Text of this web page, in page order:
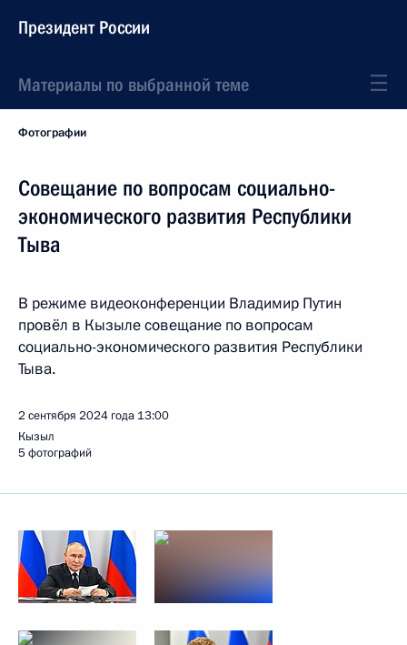
Президент России
Материалы по выбранной теме
Фотографии
Совещание по вопросам социально-
экономического развития Республики
Тыва
В режиме видеоконференции Владимир Путин
провёл в Кызыле совещание по вопросам
социально-экономического развития Республики
Тыва.
2 сентября 2024 года 13:00
Кызыл
5 фотографий